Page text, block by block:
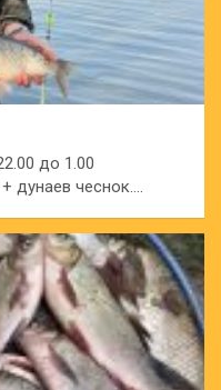
до 1.00
дунаев чеснок.…